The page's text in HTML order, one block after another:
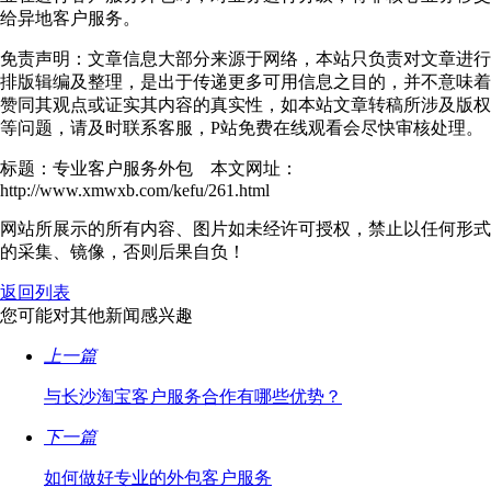
给异地客户服务。
免责声明：文章信息大部分来源于网络，本站只负责对文章进行
排版辑编及整理，是出于传递更多可用信息之目的，并不意味着
赞同其观点或证实其内容的真实性，如本站文章转稿所涉及版权
等问题，请及时联系客服，P站免费在线观看会尽快审核处理。
标题：专业客户服务外包 本文网址：
http://www.xmwxb.com/kefu/261.html
网站所展示的所有内容、图片如未经许可授权，禁止以任何形式
的采集、镜像，否则后果自负！
返回列表
您可能对其他新闻感兴趣
上一篇
与长沙淘宝客户服务合作有哪些优势？
下一篇
如何做好专业的外包客户服务